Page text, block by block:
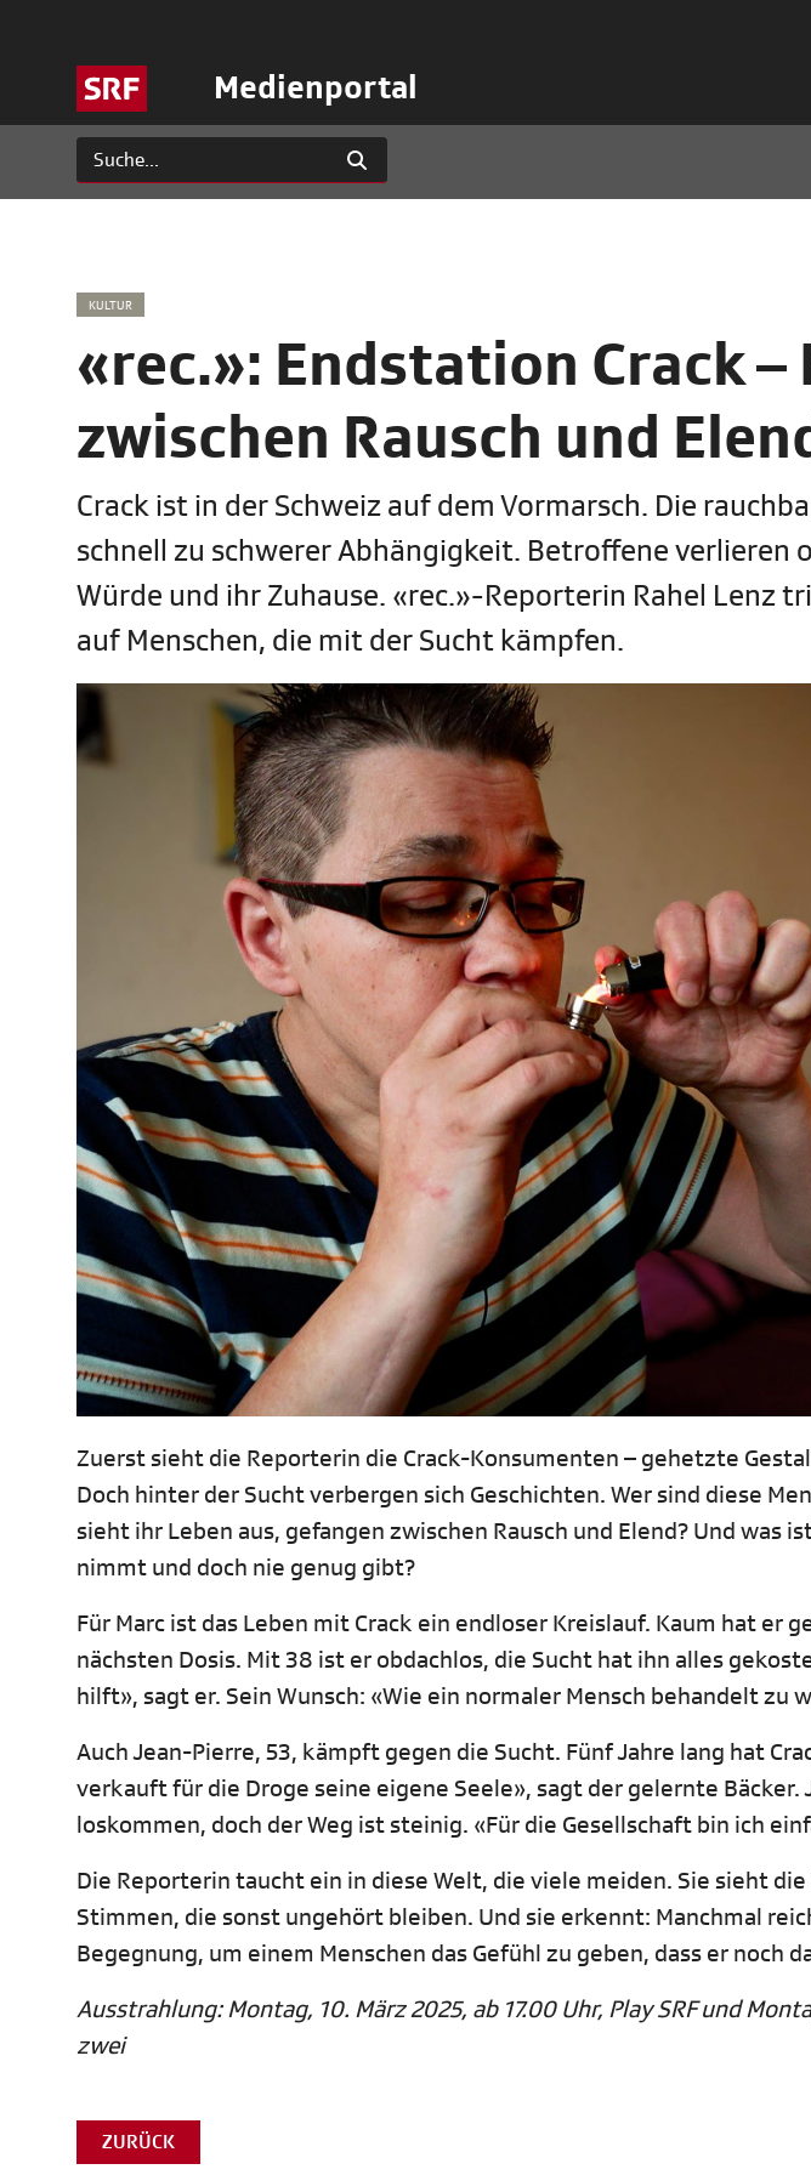
Medienportal
KULTUR
«rec.»: Endstation Crack –
zwischen Rausch und
Crack ist in der Schweiz auf dem Vormarsch. Die
schnell zu schwerer Abhängigkeit. Betroffene verlieren
Würde und ihr Zuhause. «rec.»-Reporterin Rahel Lenz
auf Menschen, die mit der Sucht kämpfen.
Zuerst sieht die Reporterin die Crack-Konsumenten – gehetzte
Doch hinter der Sucht verbergen sich Geschichten. Wer sind diese
sieht ihr Leben aus, gefangen zwischen Rausch und Elend? Und was
nimmt und doch nie genug gibt?
Für Marc ist das Leben mit Crack ein endloser Kreislauf. Kaum hat er
nächsten Dosis. Mit 38 ist er obdachlos, die Sucht hat ihn alles
hilft», sagt er. Sein Wunsch: «Wie ein normaler Mensch behandelt zu
Auch Jean-Pierre, 53, kämpft gegen die Sucht. Fünf Jahre lang hat
verkauft für die Droge seine eigene Seele», sagt der gelernte
loskommen, doch der Weg ist steinig. «Für die Gesellschaft bin ich
Die Reporterin taucht ein in diese Welt, die viele meiden. Sie sieht
Stimmen, die sonst ungehört bleiben. Und sie erkennt: Manchmal
Begegnung, um einem Menschen das Gefühl zu geben, dass er noch
Ausstrahlung: Montag, 10. März 2025, ab 17.00 Uhr, Play SRF und
zwei
ZURÜCK